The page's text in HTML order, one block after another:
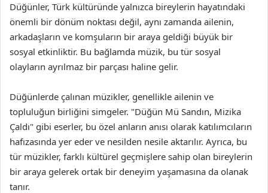
Düğünler, Türk kültüründe yalnızca bireylerin hayatındaki
önemli bir dönüm noktası değil, aynı zamanda ailenin,
arkadaşların ve komşuların bir araya geldiği büyük bir
sosyal etkinliktir. Bu bağlamda müzik, bu tür sosyal
olayların ayrılmaz bir parçası haline gelir.
Düğünlerde çalınan müzikler, genellikle ailenin ve
topluluğun birliğini simgeler. "Düğün Mü Sandın, Mizika
Çaldı" gibi eserler, bu özel anların anısı olarak katılımcıların
hafızasında yer eder ve nesilden nesile aktarılır. Ayrıca, bu
tür müzikler, farklı kültürel geçmişlere sahip olan bireylerin
bir araya gelerek ortak bir deneyim yaşamasına da olanak
tanır.